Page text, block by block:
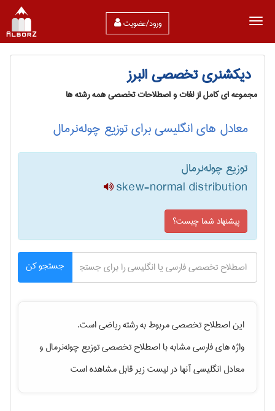
ورود/عضویت
دیکشنری تخصصی البرز
مجموعه ای کامل از لغات و اصطلاحات تخصصی همه رشته ها
معادل های انگلیسی برای توزیع چوله‌نرمال
توزیع چوله‌نرمال
skew-normal distribution
پیشنهاد شما چیست؟
جستجو کن
این اصطلاح تخصصی مربوط به رشتهرياضیاست.
واژه های فارسی مشابه با اصطلاح تخصصیتوزیع چوله‌نرمالو
معادل انگلیسی آنها در لیست زیر قابل مشاهده است